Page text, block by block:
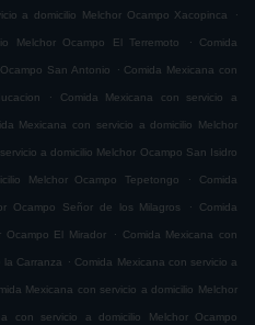
a domicilio Melchor Ocampo Xacopinca .
Melchor Ocampo El Terremoto . Comida
San Antonio . Comida Mexicana con
. Comida Mexicana con servicio a
Mexicana con servicio a domicilio Melchor
a domicilio Melchor Ocampo San Isidro
Melchor Ocampo Tepetongo . Comida
Ocampo Señor de los Milagros . Comida
Ocampo El Mirador . Comida Mexicana con
la Carranza . Comida Mexicana con servicio a
Mexicana con servicio a domicilio Melchor
con servicio a domicilio Melchor Ocampo